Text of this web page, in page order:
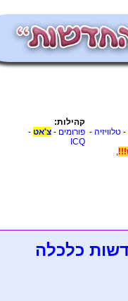
- טלוויזיה -
,
קהילות:
פורומים - צ'אט -
ICQ
כלכלה